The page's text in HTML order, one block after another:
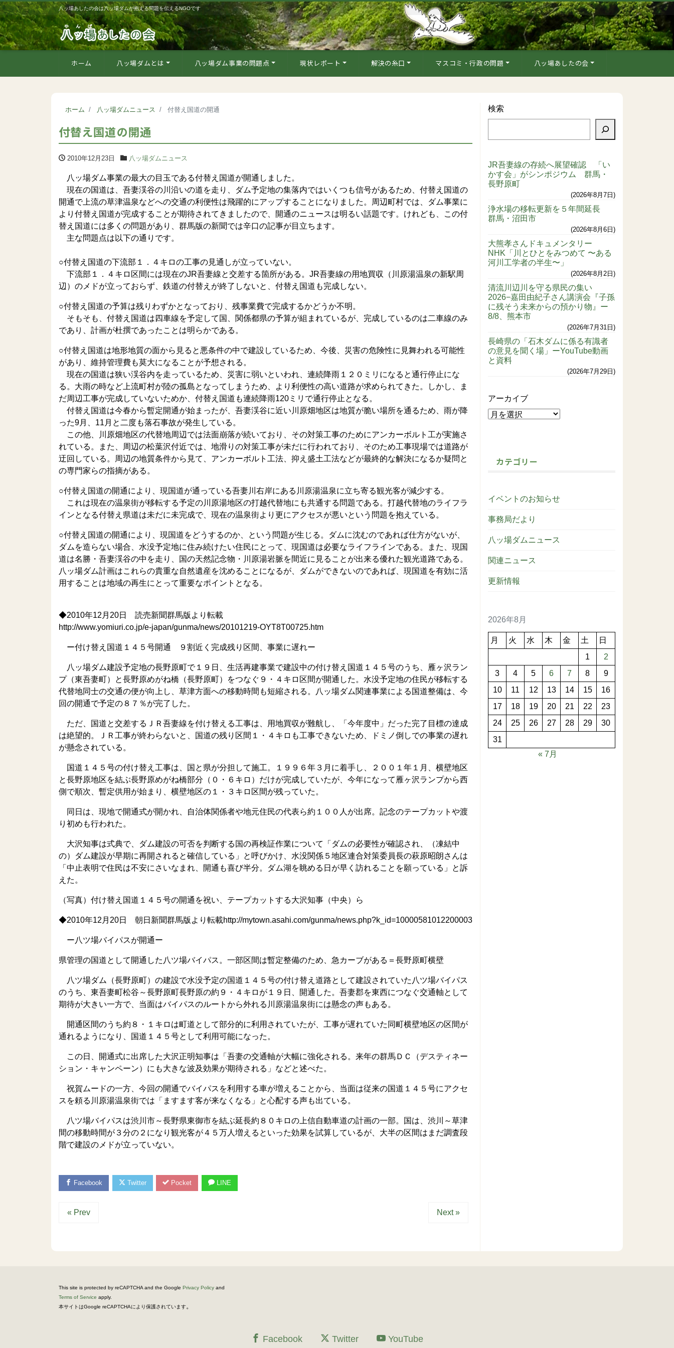
八ッ場あしたの会は八ッ場ダムが抱える問題を伝えるNGOです
ホーム 八ッ場ダムとは 八ッ場ダム事業の問題点 現状レポート 解決の糸口 マスコミ・行政の問題 八ッ場あしたの会
ホーム 八ッ場ダムニュース 付替え国道の開通
付替え国道の開通
2010年12月23日 八ッ場ダムニュース
八ッ場ダム事業の最大の目玉である付替え国道が開通しました。
現在の国道は、吾妻渓谷の川沿いの道を走り、ダム予定地の集落内ではいくつも信号があるため、付替え国道の
開通で上流の草津温泉などへの交通の利便性は飛躍的にアップすることになりました。周辺町村では、ダム事業に
より付替え国道が完成することが期待されてきましたので、開通のニュースは明るい話題です。けれども、この付
替え国道には多くの問題があり、群馬版の新聞では辛口の記事が目立ちます。
主な問題点は以下の通りです。
○付替え国道の下流部１．４キロの工事の見通しが立っていない。
下流部１．４キロ区間には現在のJR吾妻線と交差する箇所がある。JR吾妻線の用地買収（川原湯温泉の新駅周
辺）のメドが立っておらず、鉄道の付替えが終了しないと、付替え国道も完成しない。
○付替え国道の予算は残りわずかとなっており、残事業費で完成するかどうか不明。
そもそも、付替え国道は四車線を予定して国、関係都県の予算が組まれているが、完成しているのは二車線のみ
であり、計画が杜撰であったことは明らかである。
○付替え国道は地形地質の面から見ると悪条件の中で建設しているため、今後、災害の危険性に見舞われる可能性
があり、維持管理費も莫大になることが予想される。
現在の国道は狭い渓谷内を走っているため、災害に弱いといわれ、連続降雨１２０ミリになると通行停止にな
る。大雨の時など上流町村が陸の孤島となってしまうため、より利便性の高い道路が求められてきた。しかし、ま
だ周辺工事が完成していないためか、付替え国道も連続降雨120ミリで通行停止となる。
付替え国道は今春から暫定開通が始まったが、吾妻渓谷に近い川原畑地区は地質が脆い場所を通るため、雨が降
った9月、11月と二度も落石事故が発生している。
この他、川原畑地区の代替地周辺では法面崩落が続いており、その対策工事のためにアンカーボルト工が実施さ
れている。また、周辺の松葉沢付近では、地滑りの対策工事が未だに行われており、そのため工事現場では道路が
迂回している。周辺の地質条件から見て、アンカーボルト工法、抑え盛土工法などが最終的な解決になるか疑問と
の専門家らの指摘がある。
○付替え国道の開通により、現国道が通っている吾妻川右岸にある川原湯温泉に立ち寄る観光客が減少する。
これは現在の温泉街が移転する予定の川原湯地区の打越代替地にも共通する問題である。打越代替地のライフラ
インとなる付替え県道は未だに未完成で、現在の温泉街より更にアクセスが悪いという問題を抱えている。
○付替え国道の開通により、現国道をどうするのか、という問題が生じる。ダムに沈むのであれば仕方がないが、
ダムを造らない場合、水没予定地に住み続けたい住民にとって、現国道は必要なライフラインである。また、現国
道は名勝・吾妻渓谷の中を走り、国の天然記念物・川原湯岩脈を間近に見ることが出来る優れた観光道路である。
八ッ場ダム計画はこれらの貴重な自然遺産を沈めることになるが、ダムができないのであれば、現国道を有効に活
用することは地域の再生にとって重要なポイントとなる。
◆2010年12月20日 読売新聞群馬版より転載
http://www.yomiuri.co.jp/e-japan/gunma/news/20101219-OYT8T00725.htm
ー付け替え国道１４５号開通 ９割近く完成残り区間、事業に遅れー
八ッ場ダム建設予定地の長野原町で１９日、生活再建事業で建設中の付け替え国道１４５号のうち、雁ヶ沢ラン
プ（東吾妻町）と長野原めがね橋（長野原町）をつなぐ９・４キロ区間が開通した。水没予定地の住民が移転する
代替地同士の交通の便が向上し、草津方面への移動時間も短縮される。八ッ場ダム関連事業による国道整備は、今
回の開通で予定の８７％が完了した。
ただ、国道と交差するＪＲ吾妻線を付け替える工事は、用地買収が難航し、「今年度中」だった完了目標の達成
は絶望的。ＪＲ工事が終わらないと、国道の残り区間１・４キロも工事できないため、ドミノ倒しでの事業の遅れ
が懸念されている。
国道１４５号の付け替え工事は、国と県が分担して施工。１９９６年３月に着手し、２００１年１月、横壁地区
と長野原地区を結ぶ長野原めがね橋部分（０・６キロ）だけが完成していたが、今年になって雁ヶ沢ランプから西
側で順次、暫定供用が始まり、横壁地区の１・３キロ区間が残っていた。
同日は、現地で開通式が開かれ、自治体関係者や地元住民の代表ら約１００人が出席。記念のテープカットや渡
り初めも行われた。
大沢知事は式典で、ダム建設の可否を判断する国の再検証作業について「ダムの必要性が確認され、（凍結中
の）ダム建設が早期に再開されると確信している」と呼びかけ、水没関係５地区連合対策委員長の萩原昭朗さんは
「中止表明で住民は不安にさいなまれ、開通も喜び半分。ダム湖を眺める日が早く訪れることを願っている」と訴
えた。
（写真）付け替え国道１４５号の開通を祝い、テープカットする大沢知事（中央）ら
◆2010年12月20日 朝日新聞群馬版より転載http://mytown.asahi.com/gunma/news.php?k_id=10000581012200003
ー八ツ場バイパスが開通ー
県管理の国道として開通した八ツ場バイパス。一部区間は暫定整備のため、急カーブがある＝長野原町横壁
八ツ場ダム（長野原町）の建設で水没予定の国道１４５号の付け替え道路として建設されていた八ツ場バイパス
のうち、東吾妻町松谷～長野原町長野原の約９・４キロが１９日、開通した。吾妻郡を東西につなぐ交通軸として
期待が大きい一方で、当面はバイパスのルートから外れる川原湯温泉街には懸念の声もある。
開通区間のうち約８・１キロは町道として部分的に利用されていたが、工事が遅れていた同町横壁地区の区間が
通れるようになり、国道１４５号として利用可能になった。
この日、開通式に出席した大沢正明知事は「吾妻の交通軸が大幅に強化される。来年の群馬ＤＣ（デスティネー
ション・キャンペーン）にも大きな波及効果が期待される」などと述べた。
祝賀ムードの一方、今回の開通でバイパスを利用する車が増えることから、当面は従来の国道１４５号にアクセ
スを頼る川原湯温泉街では「ますます客が来なくなる」と心配する声も出ている。
八ツ場バイパスは渋川市～長野県東御市を結ぶ延長約８０キロの上信自動車道の計画の一部。国は、渋川～草津
間の移動時間が３分の２になり観光客が４５万人増えるといった効果を試算しているが、大半の区間はまだ調査段
階で建設のメドが立っていない。
Facebook Twitter Pocket LINE
« Prev Next »
検索
JR吾妻線の存続へ展望確認 「い
かす会」がシンポジウム 群馬・
長野原町
2026年8月7日
浄水場の移転更新を５年間延長
群馬・沼田市
2026年8月6日
大熊孝さんドキュメンタリー
NHK「川とひとをみつめて 〜ある
河川工学者の半生〜」
2026年8月2日
清流川辺川を守る県民の集い
2026−嘉田由紀子さん講演会『子孫
に残そう未来からの預かり物』ー
8/8、熊本市
2026年7月31日
長崎県の「石木ダムに係る有識者
の意見を聞く場」ーYouTube動画
と資料
2026年7月29日
アーカイブ
カテゴリー
イベントのお知らせ
事務局だより
八ッ場ダムニュース
関連ニュース
更新情報
2026年8月
月 火 水 木 金 土
日
1
2
3
4 5 6 7 8
9
10
11 12 13 14 15
16
17
18 19 20 21 22
23
24
25 26 27 28 29
30
31
« 7月
This site is protected by reCAPTCHA and the Google Privacy Policy and
Terms of Service apply.
本サイトはGoogle reCAPTCHAにより保護されています。
Facebook Twitter YouTube